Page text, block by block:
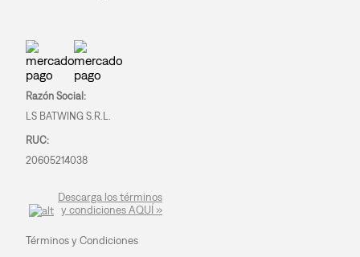
Razón Social:
LS BATWING S.R.L.
RUC:
20605214038
Descarga los términos
y condiciones AQUÍ »
Términos y Condiciones